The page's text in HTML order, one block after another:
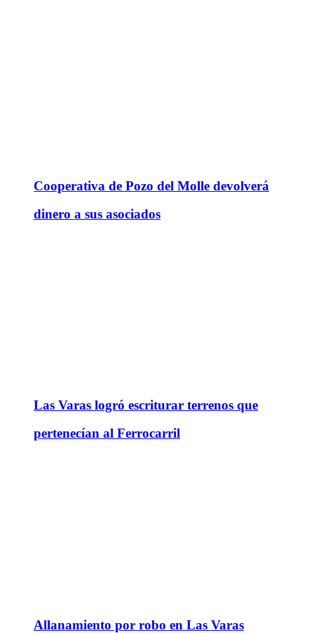
Cooperativa de Pozo del Molle devolverá
dinero a sus asociados
Las Varas logró escriturar terrenos que
pertenecían al Ferrocarril
Allanamiento por robo en Las Varas